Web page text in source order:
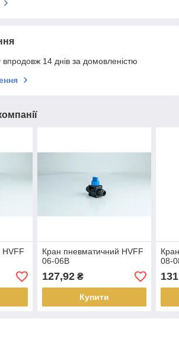
14 днів за домовленістю
HVFF
Кран пневматичний HVFF
06-06B
127,92₴
Купити
08-